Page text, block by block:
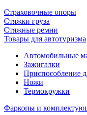
Страховочные опоры
Стяжки груза
Стяжные ремни
Товары для автотуризма
Автомобильные
Зажигалки
Приспособление
Ножи
Термокружки
Фаркопы и